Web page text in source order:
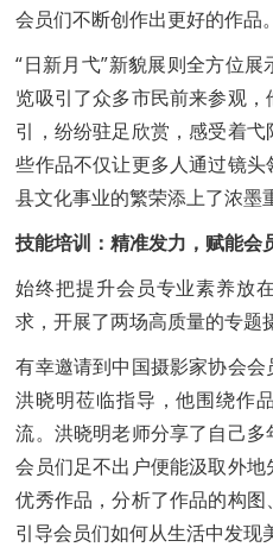
会员们不断创作出更好的作品。
“日新月弋”新貌展则全方位
览吸引了众多市民前来参观
引，纷纷驻足欣赏，感受着
些作品不仅让更多人通过镜
县文化事业的繁荣添上了浓墨
技能培训：精准发力，赋能会
始终把提升会员专业素养放
求，开展了两场高质量的专题
有幸邀请到中国摄影家协会
洪晓明莅临指导，他围绕作
流。洪晓明老师分享了自己
会员们足不出户便能汲取外
优秀作品，分析了作品的构图
引导会员们如何从生活中发现